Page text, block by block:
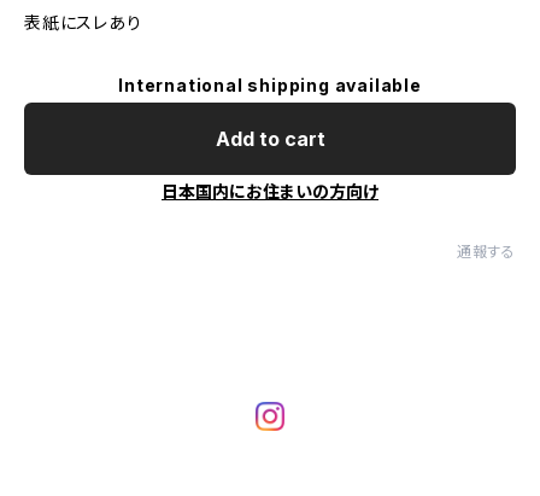
表紙にスレあり
International shipping available
Add to cart
日本国内にお住まいの方向け
通報する